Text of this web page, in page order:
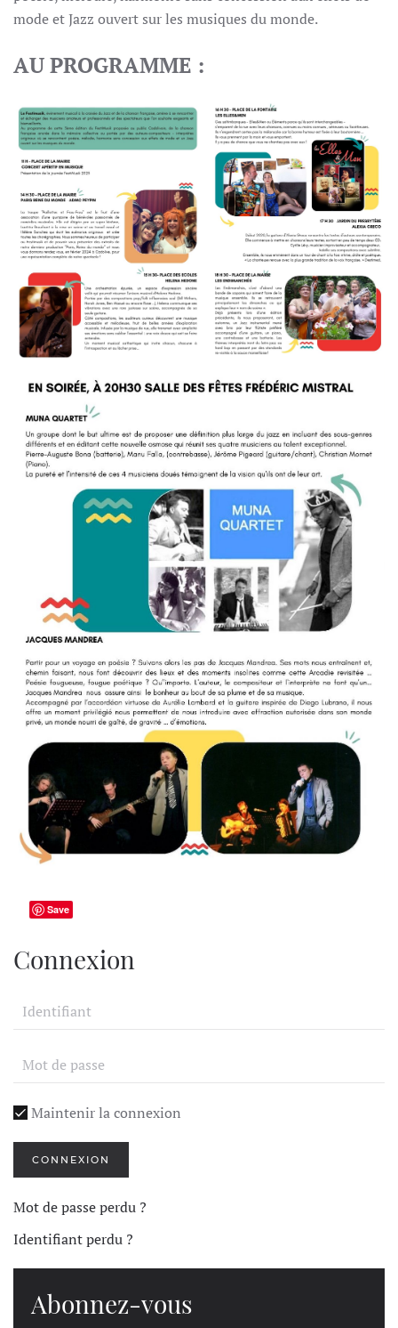
mode et Jazz ouvert sur les musiques du monde.
AU PROGRAMME :
Save
Connexion
Maintenir la connexion
CONNEXION
Mot de passe perdu ?
Identifiant perdu ?
Abonnez-vous